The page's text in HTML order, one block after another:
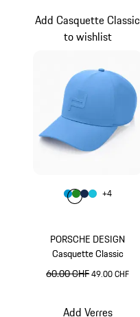
PORSCHE DESIGN
Casquette Classic
prix initial
60.00 CHFprix de vente
49.00 CHF
Add Casquette Classic
to wishlist
Couleur
Couleur Bleu Miami
CouleurVert
Couleur
Couleur
+4
Add Verres